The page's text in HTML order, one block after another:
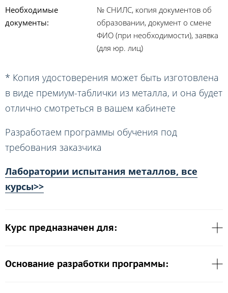
Необходимые
документы:
№ СНИЛС, копия документов об
образовании, документ о смене
ФИО (при необходимости), заявка
(для юр. лиц)
* Копия удостоверения может быть изготовлена
в виде премиум-таблички из металла, и она будет
отлично смотреться в вашем кабинете
Разработаем программы обучения под
требования заказчика
Лаборатории испытания металлов, все
курсы>>
Курс предназначен для:
Основание разработки программы: